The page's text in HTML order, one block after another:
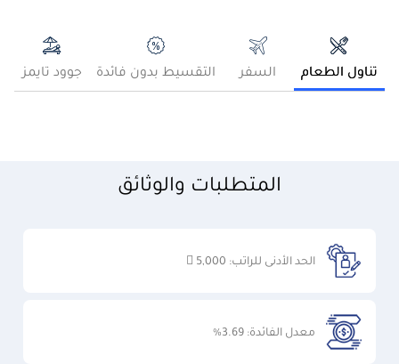
تناول الطعام السفر التقسيط بدون فائدة جوود تايمز
المتطلبات والوثائق
الحد الأدنى للراتب: 5,000 
معدل الفائدة: 3.69%